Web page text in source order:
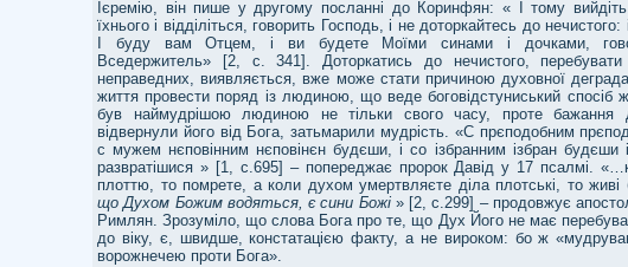
Ієремію, він пише у другому посланні до Коринфян: « І тому
їхнього і відділіться, говорить Господь, і не доторкайтесь до
І буду вам Отцем, і ви будете Моїми синами і дочками,
Вседержитель» [2, с. 341]. Доторкатись до нечистого,
неправедних, виявляється, вже може стати причиною духовної
життя провести поряд із людиною, що веде боговідстуниський спосіб
був наймудрішою людиною не тільки свого часу, проте бажання
відвернули його від Бога, затьмарили мудрість. «С прєподобним
с мужем нєповінним нєповінєн будєши, і со ізбранним ізбран будєши
развратішися » [1, с.695] – попереджає пророк Давід у 17 псалмі.
плоттю, то помрете, а коли духом умертвляєте діла плотські, то
що Духом Божим водяться, є сини Божі » [2, с.299] – продовжує
Римлян. Зрозуміло, що слова Бога про те, що Дух Його не має
до віку, є, швидше, констатацією факту, а не вироком: бо ж
ворожнечею проти Бога».